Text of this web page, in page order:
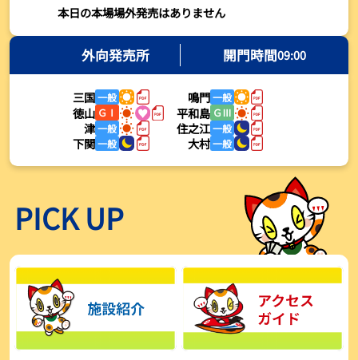
【ボートレース】荒木颯斗が地元勢でただ１人優出果たす「地元で
初優勝したい」／常滑 - 日刊スポーツ
2026年08月03日
【ボートレース】４枠で優出の塚越海斗が強気節「攻めていくレー
スをします」／常滑 - 日刊スポーツ
2026年08月03日
【ボートレース】広瀬凜が接戦制して２着で優出「出足、回り足は
【とこなめボート】塚越海斗が優勝戦で脅威の伸びを披露する「合
ったときの伸びは自分が一番」
2026年08月03日
【とこなめボート】広瀬凜は準優で見つかった課題の克服へ「結果
的に１着を取れればいい」
2026年08月03日
本日の本場場外発売はありません
外向発売所 開門時間09:00
三国一般 鳴門一般
徳山 ＧⅠ 平和島 ＧⅢ
津一般 住之江一般
下関一般 大村一般
PICK UP